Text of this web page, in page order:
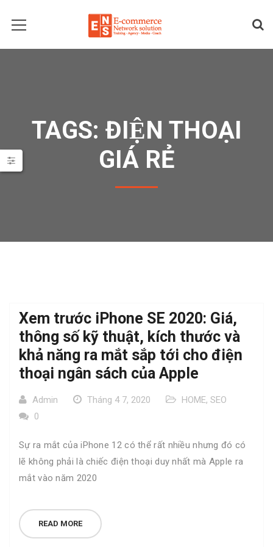
TAGS: ĐIỆN THOẠI
GIÁ RẺ
Xem trước iPhone SE 2020: Giá,
thông số kỹ thuật, kích thước và
khả năng ra mắt sắp tới cho điện
thoại ngân sách của Apple
Admin Tháng 4 7, 2020 HOME, SEO
0
Sự ra mắt của iPhone 12 có thể rất nhiều nhưng đó có
lẽ không phải là chiếc điện thoại duy nhất mà Apple ra
mắt vào năm 2020
READ MORE